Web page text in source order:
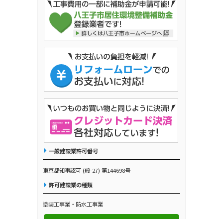
一般建設業許可番号
東京都知事認可 (般-27) 第144698号
許可建設業の種類
塗装工事業・防水工事業